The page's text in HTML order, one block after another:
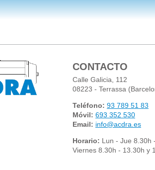
CONTACTO
Calle Galicia, 112
08223 - Terrassa
Teléfono: 93 789 51 83
Móvil: 693 352 530
Email: info@acdra.es
Horario: Lun - Jue 8.30h
Viernes 8.30h - 13.30h y